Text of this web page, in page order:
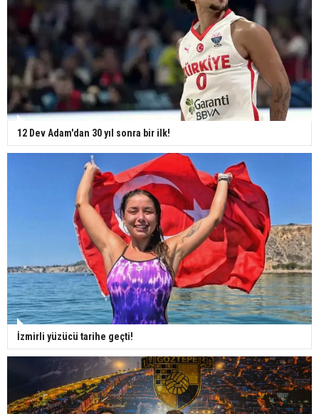
12 Dev Adam'dan 30 yıl sonra bir ilk!
İzmirli yüzücü tarihe geçti!